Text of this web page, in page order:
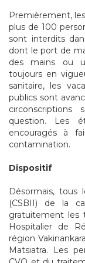
Premièrement,
plus de 100
sont interdits
dont le port de
des mains ou
toujours en
sanitaire, les
publics sont
question. Les
encouragés à
contamination.
Dispositif
Désormais,
(CSBII) de la
gratuitement les
Hospitalier de
région
Matsiatra. Les